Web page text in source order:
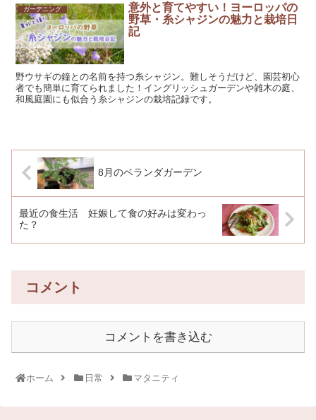
ガーデニング
意外と育てやすい！ヨーロッパの
野草・糸シャジンの魅力と栽培日
記
野ウサギの鐘との名前を持つ糸シャジン。難しそうだけど、園芸初心
者でも簡単に育てられました！イングリッシュガーデンや雑木の庭、
和風庭園にも似合う糸シャジンの栽培記録です。
8月のベランダガーデン
最近の食生活 妊娠して食の好みは変わっ
た？
コメント
コメントを書き込む
ホーム 日常 マタニティ